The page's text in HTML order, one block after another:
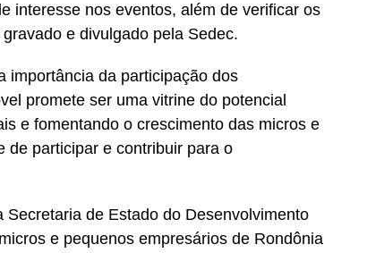
interesse nos eventos, além de verificar os
e divulgado pela Sedec.
importância da participação dos
promete ser uma vitrine do potencial
e fomentando o crescimento das micros e
de participar e contribuir para o
de Estado do Desenvolvimento
e pequenos empresários de Rondônia